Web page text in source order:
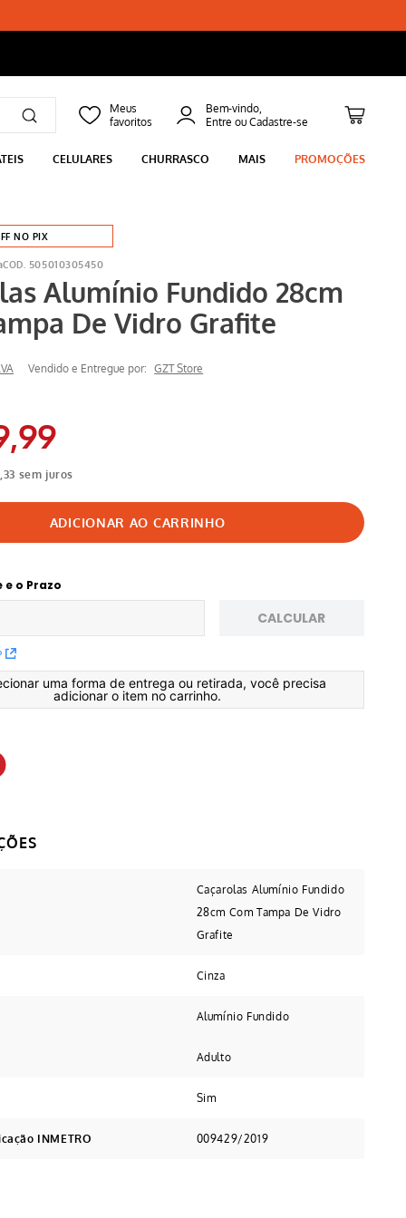
Bem-vindo,
CELULARES CHURRASCO MAIS PROMOÇÕES
NO PIX
505010305450
Alumínio Fundido 28cm
De Vidro Grafite
Vendido e Entregue por: GZT Store
,99
,33 sem juros
e o Prazo
CALCULAR
uma forma de entrega ou retirada, você precisa
adicionar o item no carrinho.
Caçarolas Alumínio Fundido
28cm Com Tampa De Vidro
Grafite
Cinza
Alumínio Fundido
Adulto
Sim
INMETRO 009429/2019